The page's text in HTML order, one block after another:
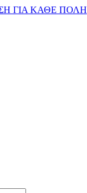
ΓΙΑ ΚΑΘΕ ΠΟΛΗ